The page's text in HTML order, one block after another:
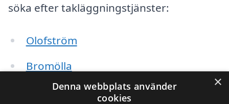
söka efter takläggningstjänster:
Olofström
Bromölla
Karlshamn
×
Denna webbplats använder
cookies